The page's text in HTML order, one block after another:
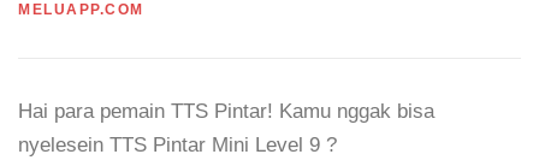
MELUAPP.COM
Hai para pemain TTS Pintar! Kamu nggak bisa
nyelesein TTS Pintar Mini Level 9 ?